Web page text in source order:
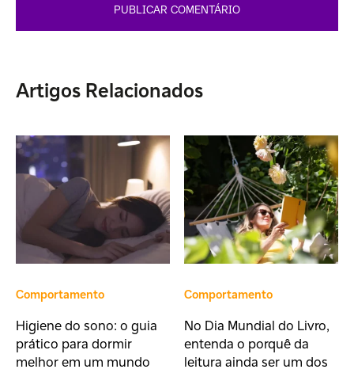
Artigos Relacionados
Comportamento
Higiene do sono: o guia
prático para dormir
melhor em um mundo
Comportamento
No Dia Mundial do Livro,
entenda o porquê da
leitura ainda ser um dos